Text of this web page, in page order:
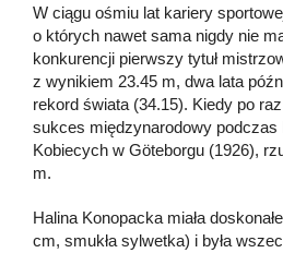
W ciągu ośmiu lat kariery
o których nawet sama nigdy nie
konkurencji pierwszy tytuł
z wynikiem 23.45 m, dwa lata
rekord świata (34.15). Kiedy po
sukces międzynarodowy
Kobiecych w Göteborgu (1926),
m.
Halina Konopacka miała
cm, smukła sylwetka) i była